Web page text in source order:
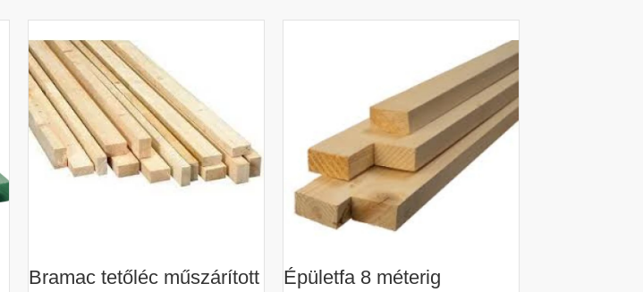
Bramac tetőléc műszárított
Épületfa 8 méterig